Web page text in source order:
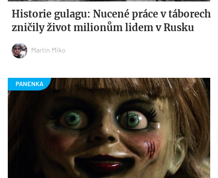
Historie gulagu: Nucené práce v táborech
zničily život milionům lidem v Rusku
Martin Miko